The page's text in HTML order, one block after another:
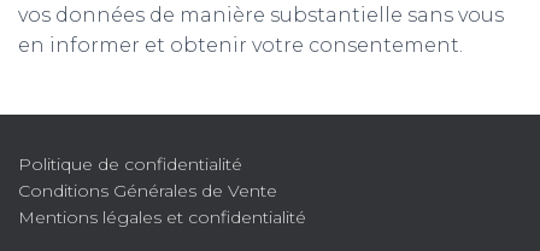
vos données de manière substantielle sans vous
en informer et obtenir votre consentement.
Politique de confidentialité
Conditions Générales de Vente
Mentions légales et confidentialité